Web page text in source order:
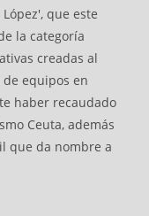
que este
la categoría
creadas al
equipos en
haber recaudado
Ceuta, además
que da nombre a